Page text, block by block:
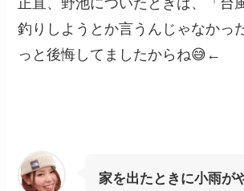
正直、野池についたときは、「台
釣りしようとか言うんじゃなかっ
っと後悔してましたからね😅←
家を出たときに小雨が